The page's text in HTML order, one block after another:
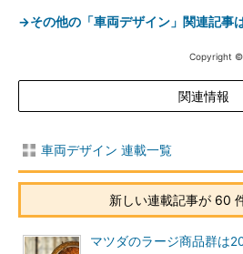
→その他の「車両デザイン」関連記事
Copyright ©
関連情報
車両デザイン 連載一覧
新しい連載記事が 60
マツダのラージ商品群は